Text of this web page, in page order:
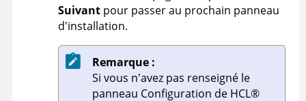
Suivant pour passer au prochain panneau
d'installation.
Remarque :
Si vous n'avez pas renseigné le
panneau Configuration de HCL®